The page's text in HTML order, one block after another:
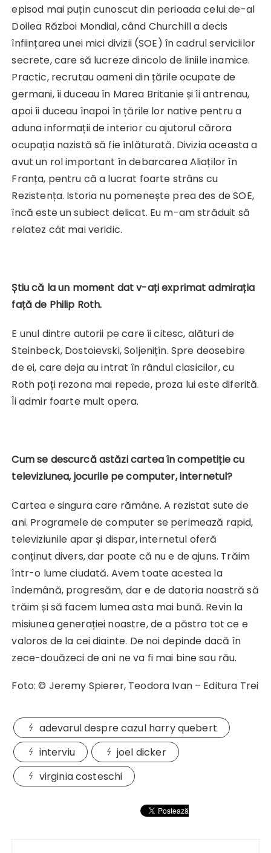
episod mai puțin cunoscut din perioada celui de-al
Doilea Război Mondial, când Churchill a decis
înființarea unei mici divizii (SOE) în cadrul serviciilor
secrete, care să lucreze dincolo de liniile inamice.
Practic, recrutau oameni din țările ocupate de
germani, îi duceau în Marea Britanie și îi antrenau,
apoi îi duceau înapoi în țările lor native pentru a
aduna informații de interior cu ajutorul cărora
ocupația nazistă să fie înlăturată. Divizia aceasta a
avut un rol important în debarcarea Aliaților în
Franța, pentru că a lucrat foarte strâns cu
Rezistența. Istoria nu pomenește prea des de SOE,
încă este un subiect delicat. Eu m-am străduit să
relatez cât mai veridic.
Știu că la un moment dat v-ați exprimat admirația
față de Philip Roth.
E unul dintre autorii pe care îi citesc, alături de
Steinbeck, Dostoievski, Soljenițîn. Spre deosebire
de ei, care deja au intrat în rândul clasicilor, cu
Roth poți rezona mai repede, proza lui este diferită.
Îi admir foarte mult opera.
Cum se descurcă astăzi cartea în competiție cu
televiziunea, jocurile pe computer, internetul?
Cartea e singura care rămâne. A rezistat sute de
ani. Programele de computer se perimează rapid,
televiziunile apar și dispar, internetul oferă
conținut divers, dar poate că nu e de ajuns. Trăim
într-o lume ciudată. Avem toate acestea la
îndemână, progresăm, dar e de datoria noastră să
trăim și să facem lumea asta mai bună. Revin la
misiunea generației noastre, de a păstra tot ce e
valoros de la cei diainte. De noi depinde dacă în
zece-douăzeci de ani ne va fi mai bine sau rău.
Foto: © Jeremy Spierer, Teodora Ivan – Editura Trei
adevarul despre cazul harry quebert
interviu
joel dicker
virginia costeschi